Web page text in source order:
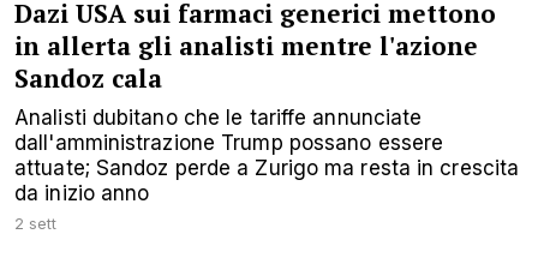
Dazi USA sui farmaci generici mettono
in allerta gli analisti mentre l'azione
Sandoz cala
Analisti dubitano che le tariffe annunciate
dall'amministrazione Trump possano essere
attuate; Sandoz perde a Zurigo ma resta in crescita
da inizio anno
2 sett